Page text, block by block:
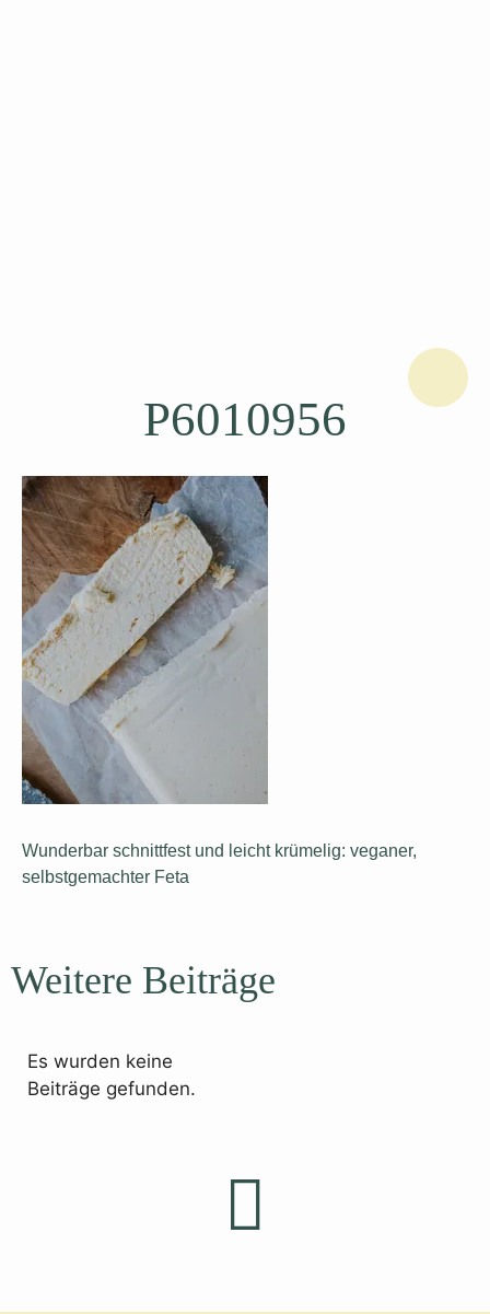
P6010956
Wunderbar schnittfest und leicht krümelig: veganer,
selbstgemachter Feta
Weitere Beiträge
Es wurden keine
Beiträge gefunden.